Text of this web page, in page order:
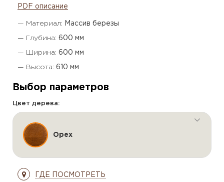
PDF описание
— Материал: Массив березы
— Глубина: 600 мм
— Ширина: 600 мм
— Высота: 610 мм
Выбор параметров
Цвет дерева:
Орех
ГДЕ ПОСМОТРЕТЬ